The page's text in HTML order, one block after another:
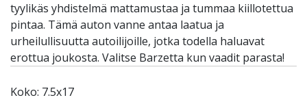
tyylikäs yhdistelmä mattamustaa ja tummaa kiillotettua
pintaa. Tämä auton vanne antaa laatua ja
urheilullisuutta autoilijoille, jotka todella haluavat
erottua joukosta. Valitse Barzetta kun vaadit parasta!
Koko: 7.5x17